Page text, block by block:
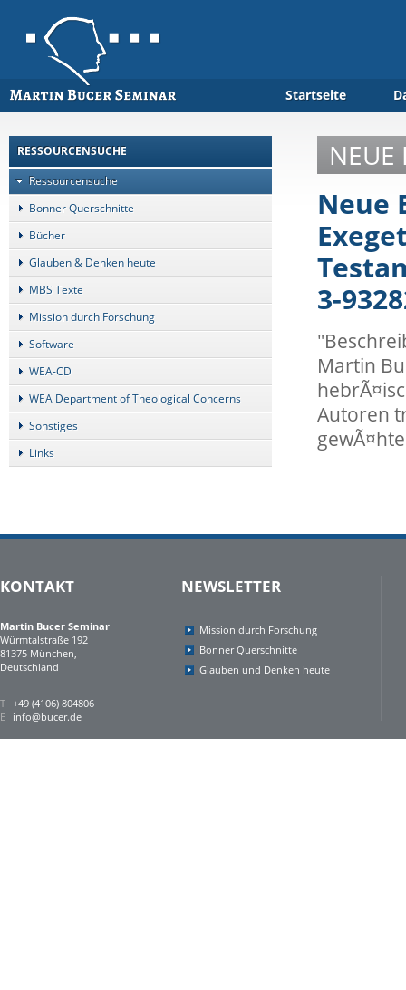
Startseite
RESSOURCENSUCHE
Ressourcensuche
Bonner Querschnitte
Bücher
Glauben & Denken heute
MBS Texte
Mission durch Forschung
Software
WEA-CD
WEA Department of Theological Concerns
Sonstiges
Links
NEUE
Neue
3-
Martin
Autoren
KONTAKT
Martin Bucer Seminar
Würmtalstraße 192
81375 München,
Deutschland
T +49 (4106) 804806
E info@bucer.de
NEWSLETTER
Mission durch Forschung
Bonner Querschnitte
Glauben und Denken heute